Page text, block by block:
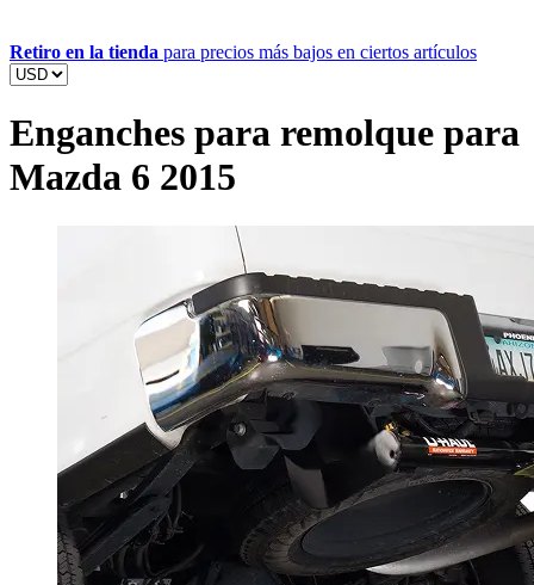
Retiro en la tienda para precios más bajos en ciertos artículos
Enganches para remolque para
Mazda 6 2015